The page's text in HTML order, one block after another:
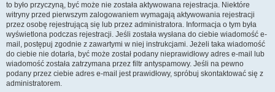
to było przyczyną, być może nie została aktywowana rejestracja. Niektóre
witryny przed pierwszym zalogowaniem wymagają aktywowania rejestracji
przez osobę rejestrującą się lub przez administratora. Informacja o tym była
wyświetlona podczas rejestracji. Jeśli została wysłana do ciebie wiadomość e-
mail, postępuj zgodnie z zawartymi w niej instrukcjami. Jeżeli taka wiadomość
do ciebie nie dotarła, być może został podany nieprawidłowy adres e-mail lub
wiadomość została zatrzymana przez filtr antyspamowy. Jeśli na pewno
podany przez ciebie adres e-mail jest prawidłowy, spróbuj skontaktować się z
administratorem.